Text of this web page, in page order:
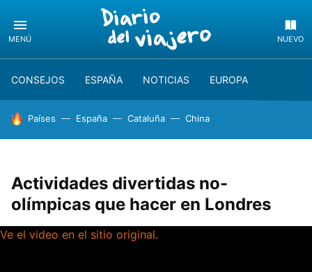
MENÚ NUEVO
CONSEJOS ESPAÑA NOTICIAS EUROPA
HOY SE HABLA DE
Países España Cataluña China
Actividades divertidas no-
olímpicas que hacer en Londres
Ve el video en el sitio original.